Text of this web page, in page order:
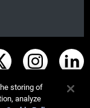
storing of
analyze